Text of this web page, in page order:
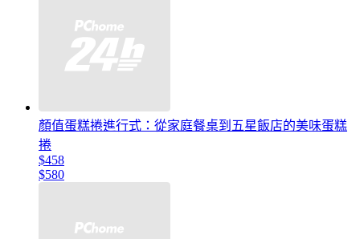
顏值蛋糕捲進行式：從家庭餐桌到五星飯店的美味蛋糕
捲
$458
$580